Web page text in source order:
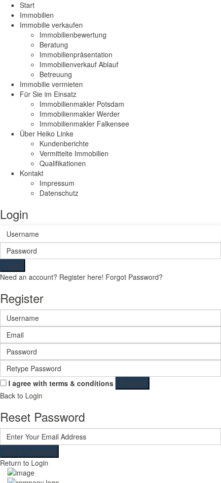
Start
Immobilien
Immobilie verkaufen
Immobilienbewertung
Beratung
Immobilienpräsentation
Immobilienverkauf Ablauf
Betreuung
Immobilie vermieten
Für Sie im Einsatz
Immobilienmakler Potsdam
Immobilienmakler Werder
Immobilienmakler Falkensee
Über Heiko Linke
Kundenberichte
Vermittelte Immobilien
Qualifikationen
Kontakt
Impressum
Datenschutz
Login
Login
Need an account? Register here! Forgot Password?
Register
I agree with terms & conditions
Register
Back to Login
Reset Password
Reset Password
Return to Login